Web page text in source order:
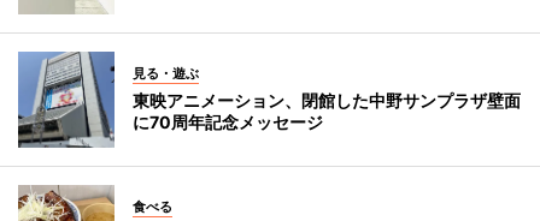
見る・遊ぶ
東映アニメーション、閉館した中野サンプラザ壁面
に70周年記念メッセージ
食べる